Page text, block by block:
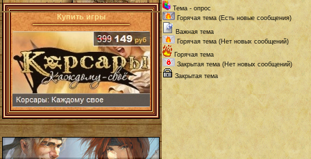
Купить игры
Тема - опрос
Горячая тема (Есть новые сообщения)
Важная тема
Горячая тема (Нет новых сообщений)
Горячая тема
Закрытая тема (Нет новых сообщений)
Закрытая тема